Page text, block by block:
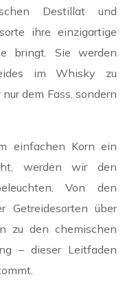
Destillat und
ihre einzigartige
bringt. Sie werden
im Whisky zu
dem Fass, sondern
einfachen Korn ein
werden wir den
Von den
Getreidesorten über
zu den chemischen
– dieser Leitfaden